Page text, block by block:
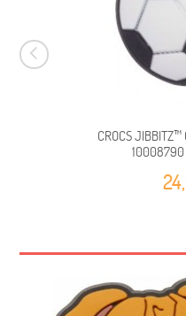
CROCS
10008790